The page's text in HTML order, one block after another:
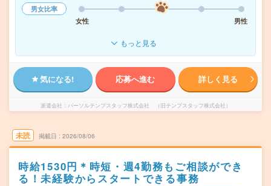
男女比率
女性
男性
もっと見る
気になる! 応募へ進む 詳しく見る
派遣会社 パーソルテンプスタッフ株式会社 （旧テンプスタッフ株式会社）
未読 掲載日 2026/08/06
時給1530円＊時短・週4勤務もご相談ができ
る！未経験からスタートできる事務